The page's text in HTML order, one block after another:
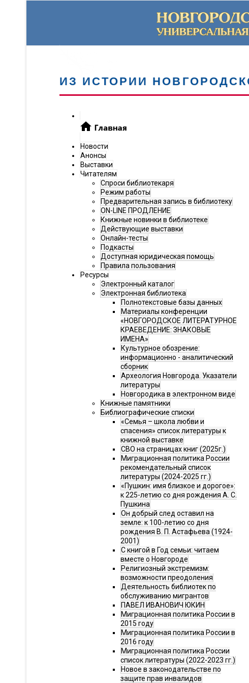
ИЗ ИСТОРИИ
Новости
Анонсы
Выставки
Читателям
Спроси библиотекаря
Режим работы
Предварительная запись в библиотеку
ON-LINE ПРОДЛЕНИЕ
Книжные новинки в библиотеке
Действующие выставки
Онлайн-тесты
Подкасты
Доступная юридическая помощь
Правила пользования
Ресурсы
Электронный каталог
Электронная библиотека
Полнотекстовые базы данных
Материалы конференции
«НОВГОРОДСКОЕ ЛИТЕРАТУРНОЕ
КРАЕВЕДЕНИЕ: ЗНАКОВЫЕ
ИМЕНА»
Культурное обозрение:
информационно - аналитический
сборник
Археология Новгорода. Указатели
литературы
Новгородика в электронном виде
Книжные памятники
Библиографические списки
«Семья – школа любви и
спасения» список литературы к
книжной выставке
СВО на страницах книг (2025г.)
Миграционная политика России
рекомендательный список
литературы (2024-2025 гг.)
«Пушкин: имя близкое и дорогое»:
к 225-летию со дня рождения А. С.
Пушкина
Он добрый след оставил на
земле: к 100-летию со дня
рождения В. П. Астафьева (1924-
2001)
С книгой в Год семьи: читаем
вместе о Новгороде
Религиозный экстремизм:
возможности преодоления
Деятельность библиотек по
обслуживанию мигрантов
ПАВЕЛ ИВАНОВИЧ ЮКИН
Миграционная политика России в
2015 году
Миграционная политика России в
2016 году
Миграционная политика России
список литературы (2022-2023 гг.)
Новое в законодательстве по
защите прав инвалидов